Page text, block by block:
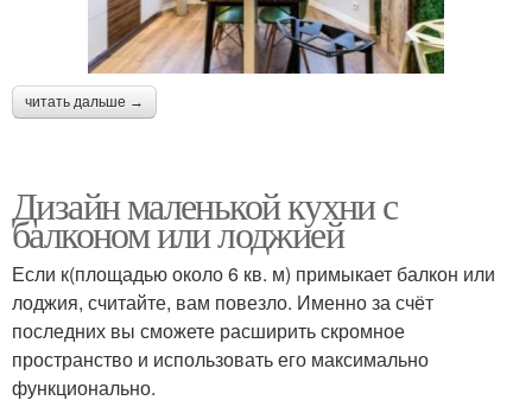
читать дальше →
Дизайн маленькой кухни с
балконом или лоджией
Если к(площадью около 6 кв. м) примыкает балкон или
лоджия, считайте, вам повезло. Именно за счёт
последних вы сможете расширить скромное
пространство и использовать его максимально
функционально.